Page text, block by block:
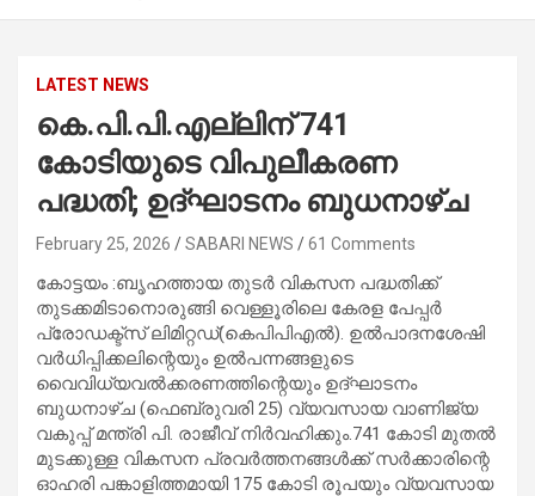
LATEST NEWS
കെ.പി.പി.എല്ലിന് 741
കോടിയുടെ വിപുലീകരണ
പദ്ധതി; ഉദ്ഘാടനം ബുധനാഴ്ച
February 25, 2026 SABARI NEWS 61 Comments
കോട്ടയം :ബൃഹത്തായ തുടർ വികസന പദ്ധതിക്ക്
തുടക്കമിടാനൊരുങ്ങി വെള്ളൂരിലെ കേരള പേപ്പർ
പ്രോഡക്ട്സ് ലിമിറ്റഡ്(കെപിപിഎൽ). ഉൽപാദനശേഷി
വർധിപ്പിക്കലിന്റെയും ഉൽപന്നങ്ങളുടെ
വൈവിധ്യവൽക്കരണത്തിന്റെയും ഉദ്ഘാടനം
ബുധനാഴ്ച (ഫെബ്രുവരി 25) വ്യവസായ വാണിജ്യ
വകുപ്പ് മന്ത്രി പി. രാജീവ് നിർവഹിക്കും.741 കോടി മുതൽ
മുടക്കുള്ള വികസന പ്രവർത്തനങ്ങൾക്ക് സർക്കാരിന്റെ
ഓഹരി പങ്കാളിത്തമായി 175 കോടി രൂപയും വ്യവസായ